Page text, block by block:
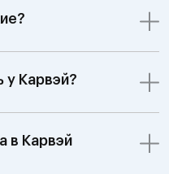
у Карвэй?
в Карвэй